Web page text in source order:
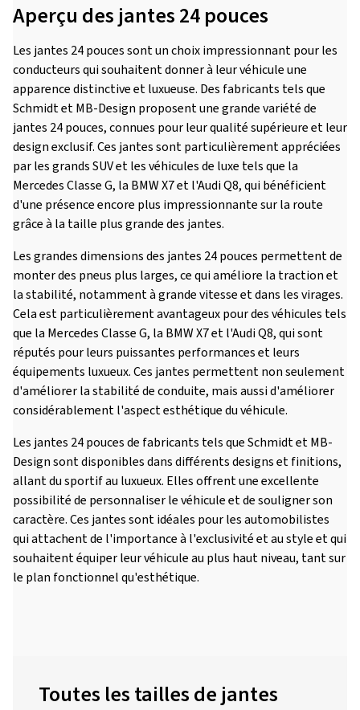
Aperçu des jantes 24 pouces
Les jantes 24 pouces sont un choix impressionnant pour les
conducteurs qui souhaitent donner à leur véhicule une
apparence distinctive et luxueuse. Des fabricants tels que
Schmidt et MB-Design proposent une grande variété de
jantes 24 pouces, connues pour leur qualité supérieure et leur
design exclusif. Ces jantes sont particulièrement appréciées
par les grands SUV et les véhicules de luxe tels que la
Mercedes Classe G, la BMW X7 et l'Audi Q8, qui bénéficient
d'une présence encore plus impressionnante sur la route
grâce à la taille plus grande des jantes.
Les grandes dimensions des jantes 24 pouces permettent de
monter des pneus plus larges, ce qui améliore la traction et
la stabilité, notamment à grande vitesse et dans les virages.
Cela est particulièrement avantageux pour des véhicules tels
que la Mercedes Classe G, la BMW X7 et l'Audi Q8, qui sont
réputés pour leurs puissantes performances et leurs
équipements luxueux. Ces jantes permettent non seulement
d'améliorer la stabilité de conduite, mais aussi d'améliorer
considérablement l'aspect esthétique du véhicule.
Les jantes 24 pouces de fabricants tels que Schmidt et MB-
Design sont disponibles dans différents designs et finitions,
allant du sportif au luxueux. Elles offrent une excellente
possibilité de personnaliser le véhicule et de souligner son
caractère. Ces jantes sont idéales pour les automobilistes
qui attachent de l'importance à l'exclusivité et au style et qui
souhaitent équiper leur véhicule au plus haut niveau, tant sur
le plan fonctionnel qu'esthétique.
Toutes les tailles de jantes